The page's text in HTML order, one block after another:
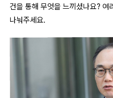
건을 통해 무엇을 느끼셨나요? 여
나눠주세요.